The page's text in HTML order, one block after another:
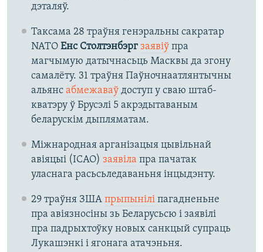
дэталяў.
Таксама 28 траўня генэральны сакратар
NATO Енс Столтэнбэрг заявіўпра
магчымую датычнасьць Масквы да згону
самалёту. 31 траўня Паўночнаатлянтычны
альянс абмежаваўдоступ у сваю штаб-
кватэру ў Брусэлі 5 акрэдытаваным
беларускім дыпляматам.
Міжнародная арганізацыя цывільнай
авіяцыі (ICAO) заявіла пра пачатак
уласнага расьсьледаваньня інцыдэнту.
29 траўня ЗША прыпыніліпагадненьне
пра авіязносіны зь Беларусьсю і заявілі
пра падрыхтоўку новых санкцый супраць
Лукашэнкі і ягонага атачэньня.